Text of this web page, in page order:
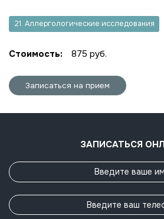
21. Аллергологические исследования
Стоимость: 875 руб.
Записаться на прием
ЗАПИСАТЬСЯ